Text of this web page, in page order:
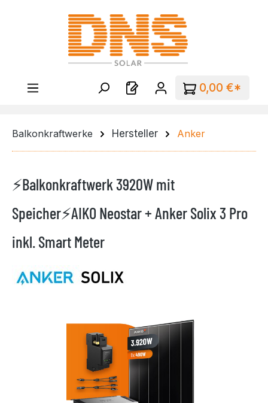
Zum Hauptinhalt springen
0,00 €*
Balkonkraftwerke Hersteller Anker
⚡Balkonkraftwerk 3920W mit
Speicher⚡AIKO Neostar + Anker Solix 3 Pro
inkl. Smart Meter
Bildergalerie überspringen